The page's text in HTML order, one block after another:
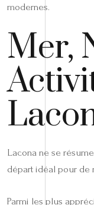
modernes.
Mer,
Lacona ne se
départ idéal pour de
Parmi les plus